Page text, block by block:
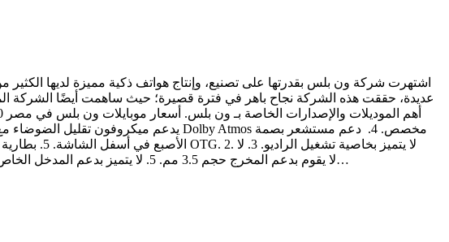
اشتهرت شركة ون بلس بقدرتها على تصنيع، وإنتاج هواتف ذكية مميزة لديها
عديدة، حققت هذه الشركة نجاح باهر في فترة قصيرة؛ حيث ساهمت أيضًا الشركة
يقوم بدعم خاصية ال IR. 4. لا يقوم بدعم المخرج حجم 3.5 مم. 5. لا يتميز بدعم المدخل الخاص بالذاكرة. السعر: 1. داخل مصر يقترب السعر من١٢٦٠٠ جنيه. 2. في السعودية يتم تداول…